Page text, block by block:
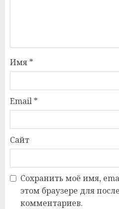
Имя *
Email *
Сайт
Сохранить моё имя,
этом браузере для
комментариев.